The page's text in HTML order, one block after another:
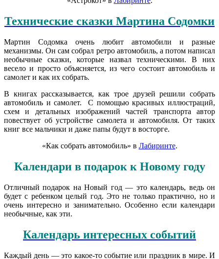
Технические сказки Мартина Содомки
Мартин Содомка очень любит автомобили и разные
механизмы. Он сам собрал ретро автомобиль, а потом написал
необычные сказки, которые назвал техническими. В них
весело и просто объясняется, из чего состоит автомобиль и
самолет и как их собрать.
В книгах рассказывается, как трое друзей решили собрать
автомобиль и самолет. С помощью красивых иллюстраций,
схем и детальных изображений частей транспорта автор
повествует об устройстве самолета и автомобиля. От таких
книг все мальчики и даже папы будут в восторге.
«Как собрать автомобиль» в Лабиринте.
Календари в подарок к Новому году
Отличный подарок на Новый год — это календарь, ведь он
будет с ребенком целый год. Это не только практично, но и
очень интересно и занимательно. Особенно если календари
необычные, как эти.
Календарь интересных событий
Каждый день — это какое-то событие или праздник в мире. И